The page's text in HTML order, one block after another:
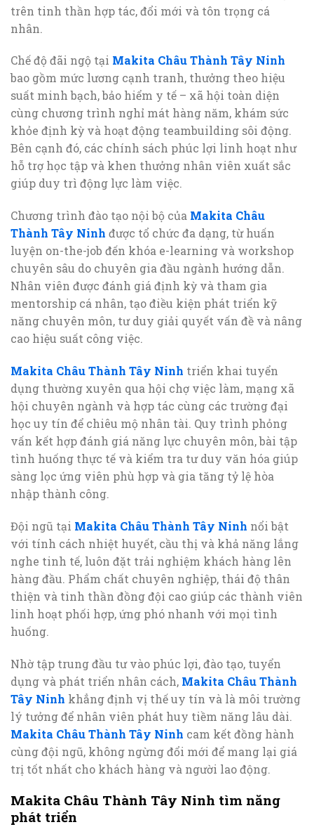
trên tinh thần hợp tác, đổi mới và tôn trọng cá
nhân.
Chế độ đãi ngộ tại Makita Châu Thành Tây Ninh
bao gồm mức lương cạnh tranh, thưởng theo hiệu
suất minh bạch, bảo hiểm y tế – xã hội toàn diện
cùng chương trình nghỉ mát hàng năm, khám sức
khỏe định kỳ và hoạt động teambuilding sôi động.
Bên cạnh đó, các chính sách phúc lợi linh hoạt như
hỗ trợ học tập và khen thưởng nhân viên xuất sắc
giúp duy trì động lực làm việc.
Chương trình đào tạo nội bộ của Makita Châu
Thành Tây Ninh được tổ chức đa dạng, từ huấn
luyện on-the-job đến khóa e-learning và workshop
chuyên sâu do chuyên gia đầu ngành hướng dẫn.
Nhân viên được đánh giá định kỳ và tham gia
mentorship cá nhân, tạo điều kiện phát triển kỹ
năng chuyên môn, tư duy giải quyết vấn đề và nâng
cao hiệu suất công việc.
Makita Châu Thành Tây Ninh triển khai tuyển
dụng thường xuyên qua hội chợ việc làm, mạng xã
hội chuyên ngành và hợp tác cùng các trường đại
học uy tín để chiêu mộ nhân tài. Quy trình phỏng
vấn kết hợp đánh giá năng lực chuyên môn, bài tập
tình huống thực tế và kiểm tra tư duy văn hóa giúp
sàng lọc ứng viên phù hợp và gia tăng tỷ lệ hòa
nhập thành công.
Đội ngũ tại Makita Châu Thành Tây Ninh nổi bật
với tính cách nhiệt huyết, cầu thị và khả năng lắng
nghe tinh tế, luôn đặt trải nghiệm khách hàng lên
hàng đầu. Phẩm chất chuyên nghiệp, thái độ thân
thiện và tinh thần đồng đội cao giúp các thành viên
linh hoạt phối hợp, ứng phó nhanh với mọi tình
huống.
Nhờ tập trung đầu tư vào phúc lợi, đào tạo, tuyển
dụng và phát triển nhân cách, Makita Châu Thành
Tây Ninh khẳng định vị thế uy tín và là môi trường
lý tưởng để nhân viên phát huy tiềm năng lâu dài.
Makita Châu Thành Tây Ninh cam kết đồng hành
cùng đội ngũ, không ngừng đổi mới để mang lại giá
trị tốt nhất cho khách hàng và người lao động.
Makita Châu Thành Tây Ninh tìm năng
phát triển